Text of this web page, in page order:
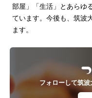
部屋」「生活」とあらゆ
ています。今後も、筑波
ます。
フォローして筑